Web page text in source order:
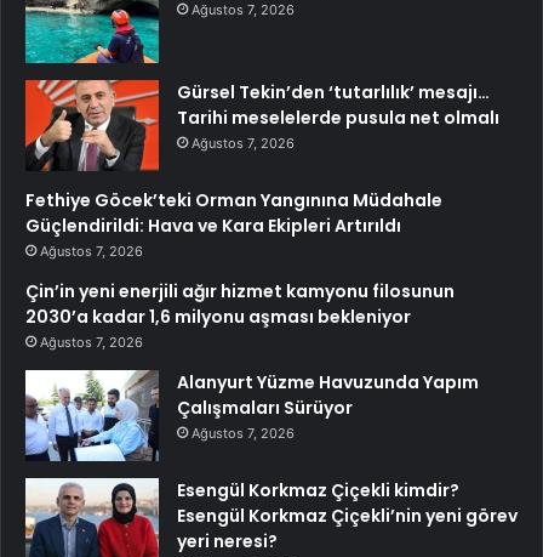
Ağustos 7, 2026
Gürsel Tekin’den ‘tutarlılık’ mesajı…
Tarihi meselelerde pusula net olmalı
Ağustos 7, 2026
Fethiye Göcek’teki Orman Yangınına Müdahale
Güçlendirildi: Hava ve Kara Ekipleri Artırıldı
Ağustos 7, 2026
Çin’in yeni enerjili ağır hizmet kamyonu filosunun
2030’a kadar 1,6 milyonu aşması bekleniyor
Ağustos 7, 2026
Alanyurt Yüzme Havuzunda Yapım
Çalışmaları Sürüyor
Ağustos 7, 2026
Esengül Korkmaz Çiçekli kimdir?
Esengül Korkmaz Çiçekli’nin yeni görev
yeri neresi?